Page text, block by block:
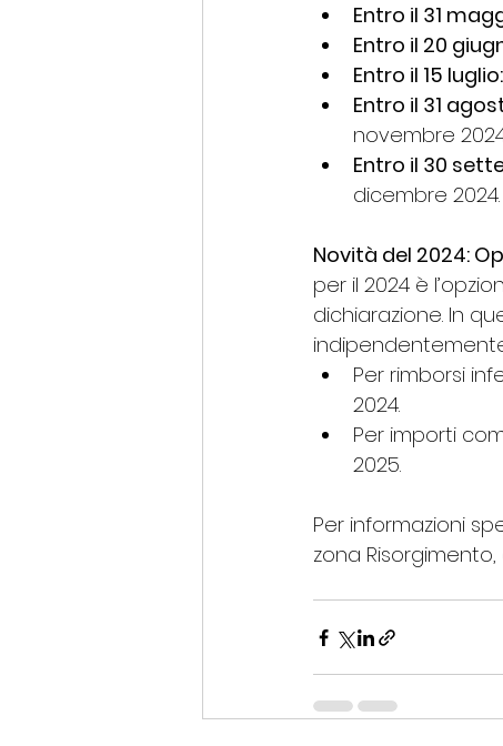
Entro il 31
Entro il 20
Entro il 15 luglio:
Entro il 31
novembre
Entro il 30
dicembre 2024.
Novità del 2024:
per il 2024 è
dichiarazione. In
Per rimborsi
2024.
Per importi
2025.
Per informazioni
zona